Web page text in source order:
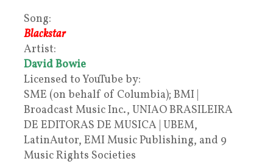
Song:
Blackstar
Artist:
David Bowie
Licensed to YouTube by:
SME (on behalf of Columbia); BMI |
Broadcast Music Inc., UNIAO BRASILEIRA
DE EDITORAS DE MUSICA | UBEM,
LatinAutor, EMI Music Publishing, and 9
Music Rights Societies